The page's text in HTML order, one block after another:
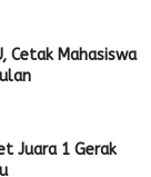
Cetak Mahasiswa
Juara 1 Gerak